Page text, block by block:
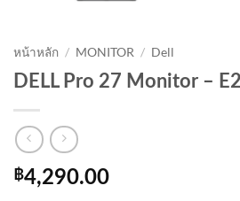
หน้าหลัก / MONITOR / Dell
DELL Pro 27 Monitor –
฿4,290.00